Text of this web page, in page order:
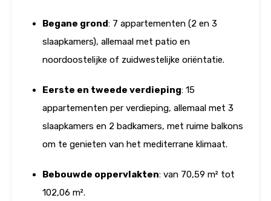
Begane grond: 7 appartementen (2 en 3
slaapkamers), allemaal met patio en
noordoostelijke of zuidwestelijke oriëntatie.
Eerste en tweede verdieping: 15
appartementen per verdieping, allemaal met 3
slaapkamers en 2 badkamers, met ruime balkons
om te genieten van het mediterrane klimaat.
Bebouwde oppervlakten: van 70,59 m² tot
102,06 m².